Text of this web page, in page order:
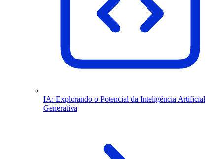
IA: Explorando o Potencial da Inteligência Artificial
Generativa